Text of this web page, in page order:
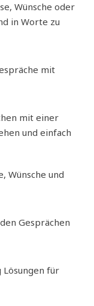
Wünsche oder
in Worte zu
mit
mit einer
und einfach
Wünsche und
Gesprächen
Lösungen für